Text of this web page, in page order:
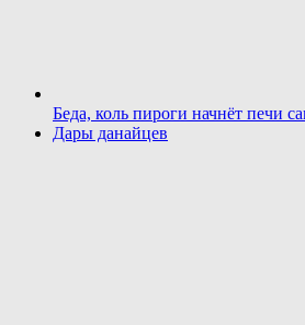
Беда, коль пироги начнёт печи
Дары данайцев